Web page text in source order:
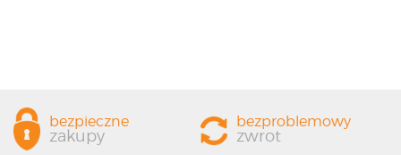
bezpieczne
zakupy
bezproblemowy
zwrot